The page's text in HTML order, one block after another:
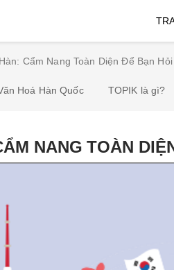
Cẩm Nang Toàn Diện Để Bạn
Hoá Hàn Quốc TOPIK là gì?
NANG TOÀN